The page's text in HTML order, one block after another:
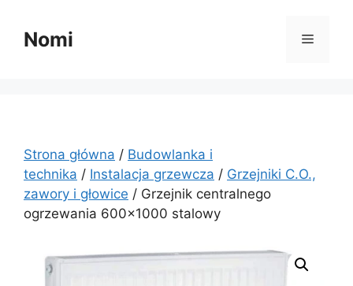
treściNomi Menu
Strona główna / Budowlanka i
technika / Instalacja grzewcza / Grzejniki C.O.,
zawory i głowice / Grzejnik centralnego
ogrzewania 600×1000 stalowy